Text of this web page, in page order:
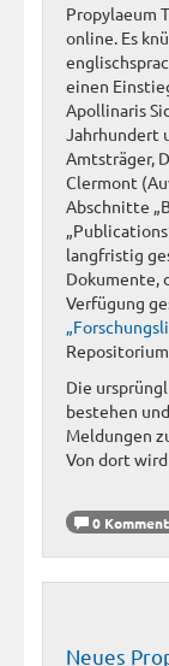
Propylaeum
online. Es
einen
Apollinaris
Jahrhundert
Amtsträger,
Clermont
Abschnitte
langfristig
Dokumente,
Verfügung
Die
bestehen
Meldungen
Von dort
0
Neues